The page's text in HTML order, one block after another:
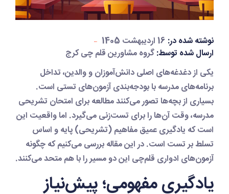
نوشته شده در:16 اردیبهشت 1405
ارسال شده توسط:گروه مشاورین قلم چی کرج
یکی از دغدغه‌های اصلی دانش‌آموزان و والدین، تداخل
برنامه‌های مدرسه با بودجه‌بندی آزمون‌های تستی است.
بسیاری از بچه‌ها تصور می‌کنند مطالعه برای امتحان تشریحی
مدرسه، وقت آن‌ها را برای تست‌زنی می‌گیرد. اما واقعیت این
است که یادگیری عمیق مفاهیم (تشریحی) پایه و اساس
تسلط بر تست است. در این مقاله بررسی می‌کنیم که چگونه
آزمون‌های ادواری قلم‌چی این دو مسیر را با هم متحد می‌کنند.
یادگیری مفهومی؛ پیش‌نیاز